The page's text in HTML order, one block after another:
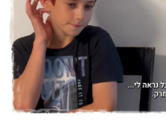
יואב
סרטים לימי הולדת